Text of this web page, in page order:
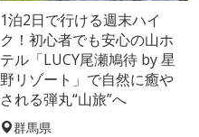
1泊2日で行ける週末ハイ
ク！初心者でも安心の山ホ
テル「LUCY尾瀬鳩待 by 星
野リゾート」で自然に癒や
される弾丸“山旅”へ
群馬県